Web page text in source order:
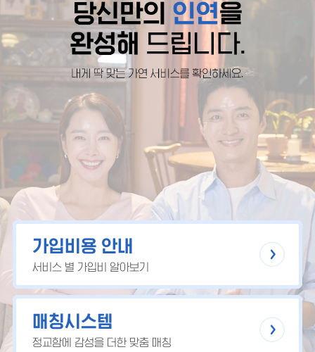
가입비용 안내
서비스 별 가입비 알아보기
매칭시스템
정교함에 감성을 더한 맞춤 매칭